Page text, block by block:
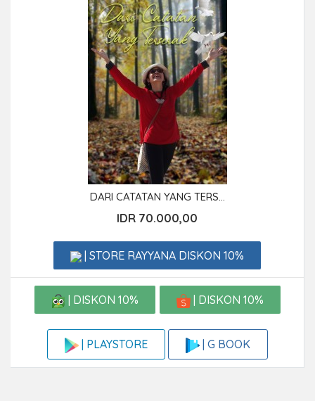
DARI CATATAN YANG TERS...
IDR 70.000,00
| STORE RAYYANA DISKON 10%
| DISKON 10% | DISKON 10%
| PLAYSTORE | G BOOK